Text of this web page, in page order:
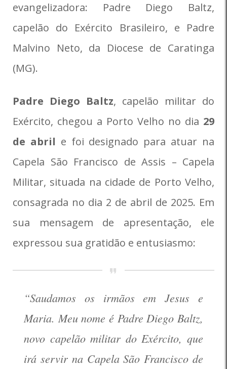
evangelizadora: Padre Diego Baltz,
capelão do Exército Brasileiro, e Padre
Malvino Neto, da Diocese de Caratinga
(MG).
Padre Diego Baltz, capelão militar do
Exército, chegou a Porto Velho no dia 29
de abril e foi designado para atuar na
Capela São Francisco de Assis – Capela
Militar, situada na cidade de Porto Velho,
consagrada no dia 2 de abril de 2025. Em
sua mensagem de apresentação, ele
expressou sua gratidão e entusiasmo:
“Saudamos os irmãos em Jesus e
Maria. Meu nome é Padre Diego Baltz,
novo capelão militar do Exército, que
irá servir na Capela São Francisco de